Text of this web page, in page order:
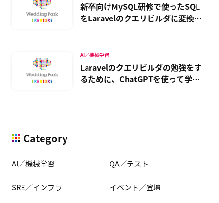
新卒向けMySQL研修で使ったSQL
をLaravelのクエリビルダに変換す
Laravelのクエリビルダの勉強をす
るために、ChatGPTを使って学習
AI／機械学習
Category
AI／機械学習 QA／テスト
SRE／インフラ イベント／登壇